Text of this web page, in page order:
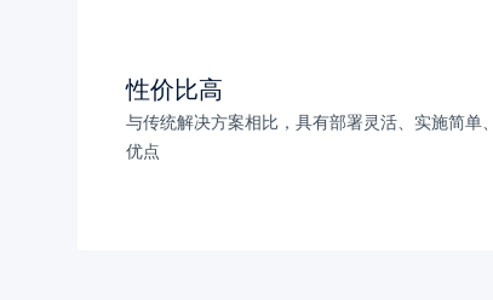
性价比高
与传统解决方案相比，具有部署灵活、实施简单
优点